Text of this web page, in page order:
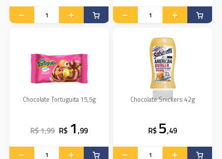
Chocolate Tortuguita 15,5g
R$ 1,99 R$ 1,99
Chocolate Snickers 42g
R$ 5,49